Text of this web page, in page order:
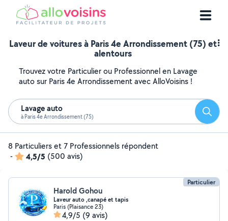
Laveur de voitures à Paris 4e Arrondissement (75) et
alentours
Trouvez votre Particulier ou Professionnel en Lavage
auto sur Paris 4e Arrondissement avec AlloVoisins !
Lavage auto
à Paris 4e Arrondissement (75)
8 Particuliers et 7 Professionnels répondent
-
4,5/5 (500 avis)
Particulier
Harold Gohou
Laveur auto ,canapé et tapis
Paris (Plaisance 23)
4,9/5 (9 avis)